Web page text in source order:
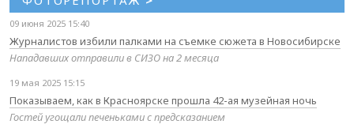
09 июня 2025 15:40
Журналистов избили палками на съемке сюжета в Новосибирске
Нападавших отправили в СИЗО на 2 месяца
19 мая 2025 15:15
Показываем, как в Красноярске прошла 42-ая музейная ночь
Гостей угощали печеньками с предсказанием